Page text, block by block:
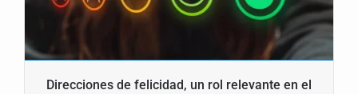
Direcciones de felicidad, un rol relevante en el